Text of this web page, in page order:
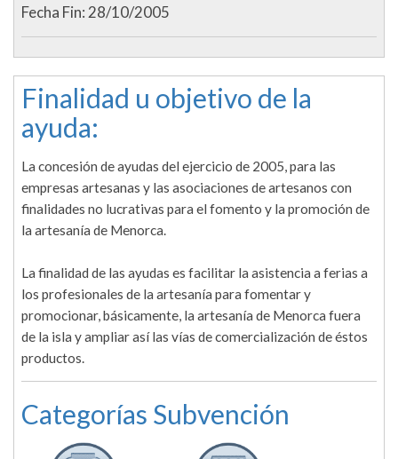
Fecha Fin: 28/10/2005
Finalidad u objetivo de la
ayuda:
La concesión de ayudas del ejercicio de 2005, para las
empresas artesanas y las asociaciones de artesanos con
finalidades no lucrativas para el fomento y la promoción de
la artesanía de Menorca.
La finalidad de las ayudas es facilitar la asistencia a ferias a
los profesionales de la artesanía para fomentar y
promocionar, básicamente, la artesanía de Menorca fuera
de la isla y ampliar así las vías de comercialización de éstos
productos.
Categorías Subvención